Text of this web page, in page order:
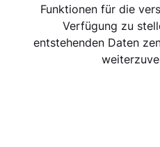
Funktionen für die
Verfügung zu
entstehenden Daten